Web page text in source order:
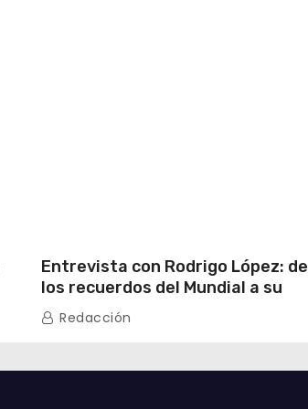
Entrevista con Rodrigo López: de
los recuerdos del Mundial a su
primera experiencia en China
Redacción